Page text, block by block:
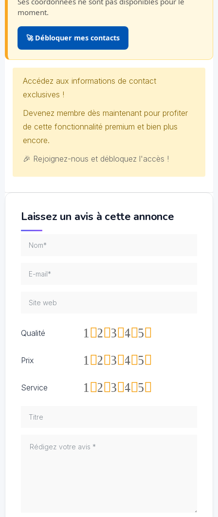
moment.
🚀 Débloquer mes contacts
Accédez aux informations de contact
exclusives !
Devenez membre dès maintenant pour profiter
de cette fonctionnalité premium et bien plus
encore.
🎉 Rejoignez-nous et débloquez l'accès !
Laissez un avis à cette annonce
Qualité 5
4
3
2
1
Prix 5
4
3
2
1
Service 5
4
3
2
1